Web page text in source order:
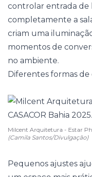
controlar entrada de
completamente a
criam uma
momentos de
no ambiente.
Diferentes formas de
Milcent Arquitetura - Estar
(Camila Santos/Divulgação)
Pequenos ajustes